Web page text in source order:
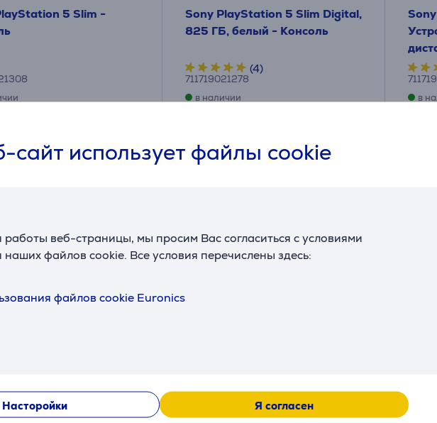
сайт использует файлы cookie
веб-страницы, мы просим Вас согласиться с условиями
наших файлов cookie. Все условия перечислены здесь:
файлов cookie Euronics
Насторойки Я согласен
5 Slim -
.99 €
Sony PlayStation 5 Slim Digital,
825 ГБ, белый - Консоль
(4)
711719021278
в наличии
679.99 €
в